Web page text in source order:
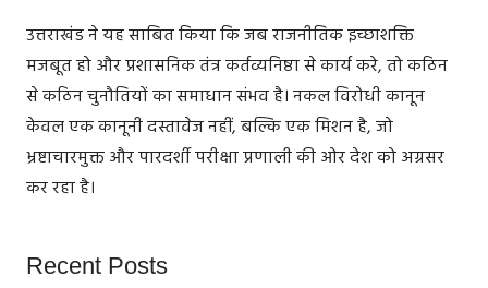
उत्तराखंड ने यह साबित किया कि जब राजनीतिक इच्छाशक्ति
मजबूत हो और प्रशासनिक तंत्र कर्तव्यनिष्ठा से कार्य करे, तो कठिन
से कठिन चुनौतियों का समाधान संभव है। नकल विरोधी कानून
केवल एक कानूनी दस्तावेज नहीं, बल्कि एक मिशन है, जो
भ्रष्टाचारमुक्त और पारदर्शी परीक्षा प्रणाली की ओर देश को अग्रसर
कर रहा है।
Recent Posts